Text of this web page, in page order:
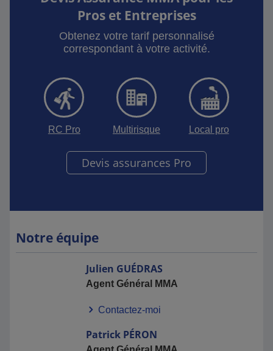
Pros et Entreprises
Obtenez votre tarif personnalisé
correspondant à votre activité.
RC Pro Multirisque Local pro
Devis assurances Pro
Notre équipe
Julien GUÉDRAS
Agent Général MMA
Contactez-moi
Patrick PÉRON